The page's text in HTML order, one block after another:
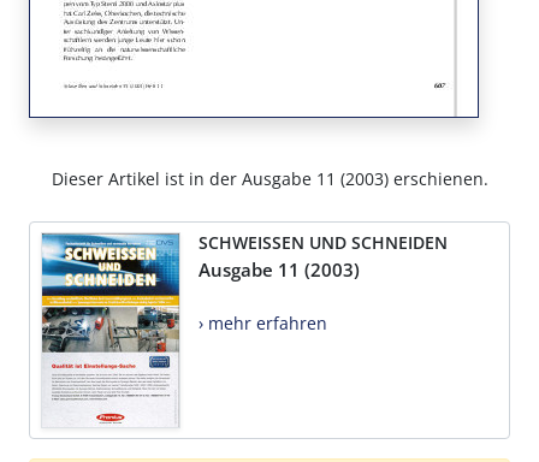
Dieser Artikel ist in der Ausgabe 11 (2003) erschienen.
SCHWEISSEN UND SCHNEIDEN
Ausgabe 11 (2003)
› mehr erfahren